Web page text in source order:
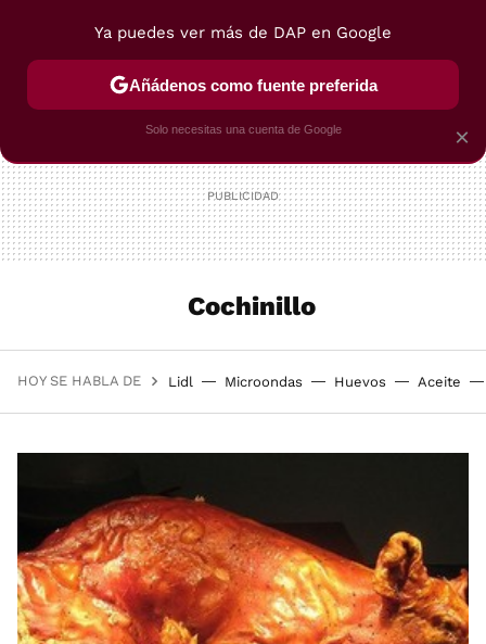
POSTRES VIAJES SELECCIÓN VEGUI
Cochinillo
HOY SE HABLA DE Lidl Microondas Huevos Aceite
×
Ya puedes ver más de DAP en Google
Añádenos como fuente preferida
Solo necesitas una cuenta de Google